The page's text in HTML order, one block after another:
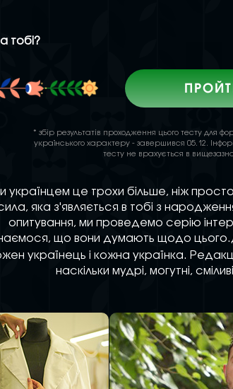
тобі?
* збір результатів проходження цього тесту для
українського характеру - завершився 05.12.
тесту не врахується в
українцем це трохи більше, ніж
яка з'являється в тобі з
опитування, ми проведемо серію
що вони думають щодо
українець і кожна українка.
наскільки мудрі, могутні,